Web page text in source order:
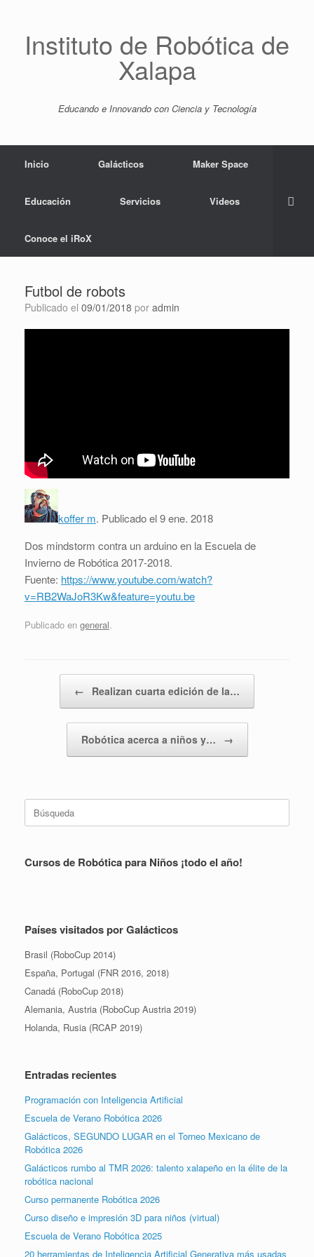
Instituto de Robótica de
Xalapa
Educando e Innovando con Ciencia y Tecnología
Inicio Galácticos Maker Space
Educación Servicios Videos
Conoce el iRoX
Futbol de robots
Publicado el 09/01/2018 por admin
koffer m. Publicado el 9 ene. 2018
Dos mindstorm contra un arduino en la Escuela de
Invierno de Robótica 2017-2018.
Fuente: https://www.youtube.com/watch?
v=RB2WaJoR3Kw&feature=youtu.be
Publicado en general.
← Realizan cuarta edición de la…
Robótica acerca a niños y… →
Buscar:
Cursos de Robótica para Niños ¡todo el año!
Países visitados por Galácticos
Brasil (RoboCup 2014)
España, Portugal (FNR 2016, 2018)
Canadá (RoboCup 2018)
Alemania, Austria (RoboCup Austria 2019)
Holanda, Rusia (RCAP 2019)
Entradas recientes
Programación con Inteligencia Artificial
Escuela de Verano Robótica 2026
Galácticos, SEGUNDO LUGAR en el Torneo Mexicano de
Robótica 2026
Galácticos rumbo al TMR 2026: talento xalapeño en la élite de la
robótica nacional
Curso permanente Robótica 2026
Curso diseño e impresión 3D para niños (virtual)
Escuela de Verano Robótica 2025
20 herramientas de Inteligencia Artificial Generativa más usadas